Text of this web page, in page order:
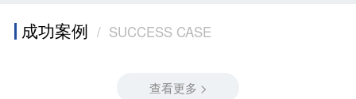
成功案例 / SUCCESS CASE
查看更多 >